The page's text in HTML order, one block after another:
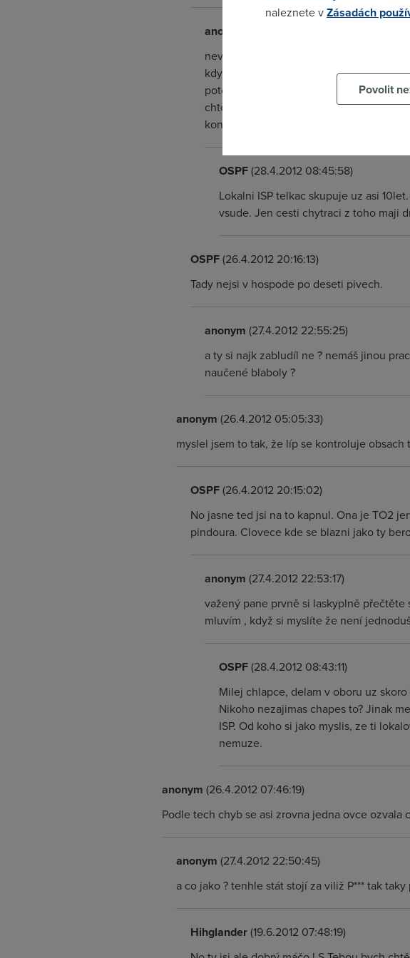
anonym
nevím co maji v planu , ale podle toho
když neplatí A tak bude platit B
potom třeba zavedou datové limity :) "
chtějí :( a pak při jakém koliv problému ,
konkurence nebude :( atd je to hodně
OSPF(28.4.2012 08:45:58)
Lokalni ISP telkac skupuje uz asi
vsude. Jen cesti chytraci z toho maji
OSPF(26.4.2012 20:16:13)
Tady nejsi v hospode po deseti pivech.
anonym (27.4.2012 22:55:25)
a ty si najk zabludíl ne ? nemáš jinou
naučené blaboly ?
anonym (26.4.2012 05:05:33)
myslel jsem to tak, že líp se kontroluje
OSPF(26.4.2012 20:15:02)
No jasne ted jsi na to kapnul. Ona je TO2
pindoura. Clovece kde se blazni jako ty
anonym (27.4.2012 22:53:17)
važený pane prvně si laskyplně
mluvím , když si myslíte že není
OSPF(28.4.2012 08:43:11)
Milej chlapce, delam v oboru uz
Nikoho nezajimas chapes to? Jinak
ISP. Od koho si jako myslis, ze ti
nemuze.
anonym (26.4.2012 07:46:19)
Podle tech chyb se asi zrovna jedna ovce ozvala
anonym (27.4.2012 22:50:45)
a co jako ? tenhle stát stojí za viliž P*** tak
Hihglander(19.6.2012 07:48:19)
naleznete vZásadách
Povolit